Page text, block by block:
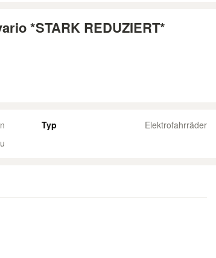
*STARK REDUZIERT*
Typ
Elektrofahrräder